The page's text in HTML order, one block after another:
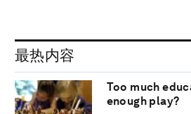
最热内容
Too much
enough play?